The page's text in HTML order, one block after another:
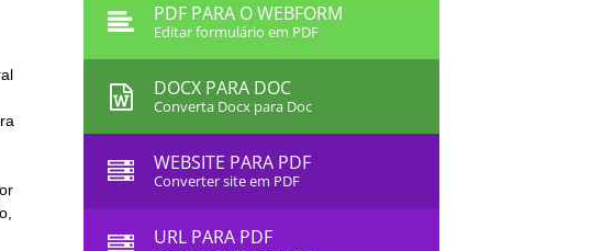
PDF PARA O WEBFORM
Editar formulário em PDF
DOCX PARA DOC
Converta Docx para Doc
WEBSITE PARA PDF
Converter site em PDF
URL PARA PDF